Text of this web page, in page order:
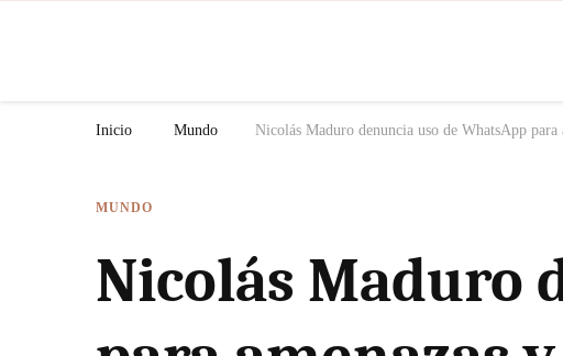
Inicio Mundo Nicolás Maduro denuncia uso de WhatsApp
MUNDO
Nicolás Maduro